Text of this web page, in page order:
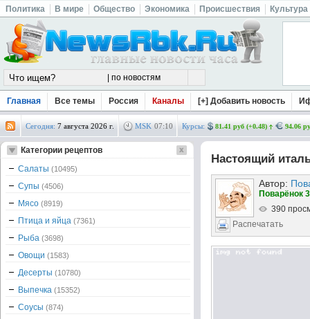
Политика В мире Общество Экономика Происшествия Культура
Главная Все темы Россия Каналы [+] Добавить новость
Сегодня: 7 августа 2026 г. MSK 07:10 Курсы: 81.41 руб (+0.48) 94.06
Настоящий
Автор:
Поварёнок
390
Распечатать
Категории рецептов
Салаты (10495)
Супы (4506)
Мясо (8919)
Птица и яйца (7361)
Рыба (3698)
Овощи (1583)
Десерты (10780)
Выпечка (15352)
Соусы (874)